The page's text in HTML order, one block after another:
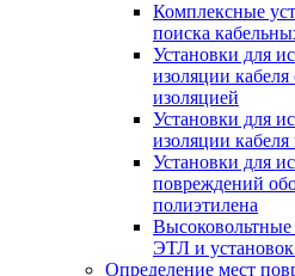
Комплексные
поиска
Установки для
изоляции
изоляцией
Установки для
изоляции
Установки для
повреждений
полиэтилена
ЭТЛ и
Определение мест